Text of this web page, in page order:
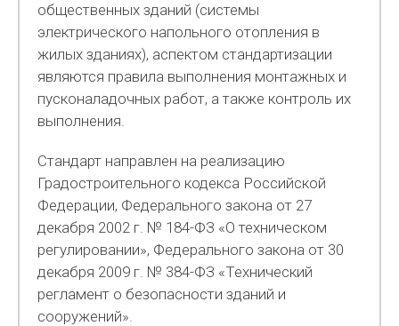
общественных зданий (системы
электрического напольного отопления в
жилых зданиях), аспектом стандартизации
являются правила выполнения монтажных и
пусконаладочных работ, а также контроль их
выполнения.
Стандарт направлен на реализацию
Градостроительного кодекса Российской
Федерации, Федерального закона от 27
декабря 2002 г. № 184-ФЗ «О техническом
регулировании», Федерального закона от 30
декабря 2009 г. № 384-ФЗ «Технический
регламент о безопасности зданий и
сооружений».